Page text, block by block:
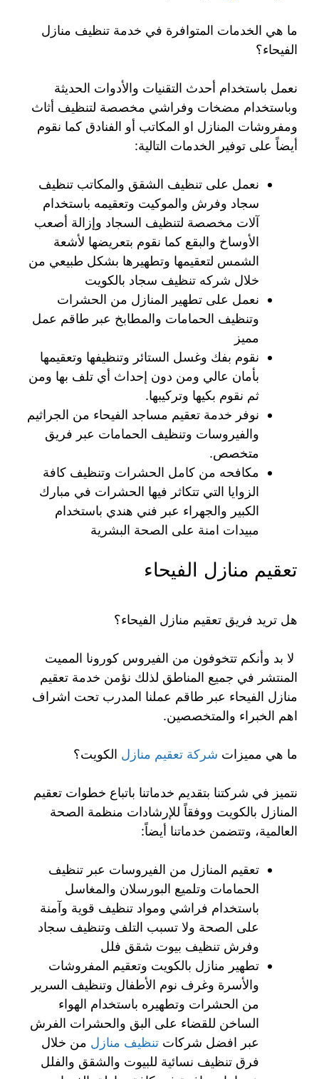
ما هي الخدمات المتوافرة في خدمة تنظيف منازل
الفيحاء؟
نعمل باستخدام أحدث التقنيات والأدوات الحديثة
وباستخدام مضخات وفراشي مخصصة لتنظيف أثاث
ومفروشات المنازل او المكاتب أو الفنادق كما نقوم
أيضاً على توفير الخدمات التالية:
نعمل على تنظيف الشقق والمكاتب تنظيف
سجاد وفرش والموكيت وتعقيمه باستخدام
آلات مخصصة لتنظيف السجاد وإزالة أصعب
الأوساخ والبقع كما نقوم بتعريضها لأشعة
الشمس لتعقيمها وتطهيرها بشكل طبيعي من
خلال شركه تنظيف سجاد بالكويت
نعمل على تطهير المنازل من الحشرات
وتنظيف الحمامات والمطابخ عبر طاقم عمل
مميز
نقوم بفك وغسل الستائر وتنظيفها وتعقيمها
بأمان عالي ومن دون إحداث أي تلف بها ومن
ثم نقوم بكيها وتركيبها.
نوفر خدمة تعقيم مساجد الفيحاء من الجراثيم
والفيروسات وتنظيف الحمامات عبر فريق
متخصص.
مكافحه من كامل الحشرات وتنظيف كافة
الزوايا التي تتكاثر فيها الحشرات في مبارك
الكبير والجهراء عبر فني هندي باستخدام
مبيدات امنة على الصحة البشرية
تعقيم منازل الفيحاء
هل تريد فريق تعقيم منازل الفيحاء؟
لا بد وأنكم تتخوفون من الفيروس كورونا المميت
المنتشر في جميع المناطق لذلك نؤمن خدمة تعقيم
منازل الفيحاء عبر طاقم عملنا المدرب تحت اشراف
اهم الخبراء والمتخصصين.
ما هي مميزات شركة تعقيم منازل الكويت؟
نتميز في شركتنا بتقديم خدماتنا باتباع خطوات تعقيم
المنازل بالكويت ووفقاً للإرشادات منظمة الصحة
العالمية، وتتضمن خدماتنا أيضاً:
تعقيم المنازل من الفيروسات عبر تنظيف
الحمامات وتلميع البورسلان والمغاسل
باستخدام فراشي ومواد تنظيف قوية وآمنة
على الصحة ولا تسبب التلف وتنظيف سجاد
وفرش تنظيف بيوت شقق فلل
تطهير منازل بالكويت وتعقيم المفروشات
والأسرة وغرف نوم الأطفال وتنظيف السرير
من الحشرات وتطهيره باستخدام الهواء
الساخن للقضاء على البق والحشرات الفرش
عبر افضل شركات تنظيف منازل من خلال
فرق تنظيف نسائية للبيوت والشقق والفلل